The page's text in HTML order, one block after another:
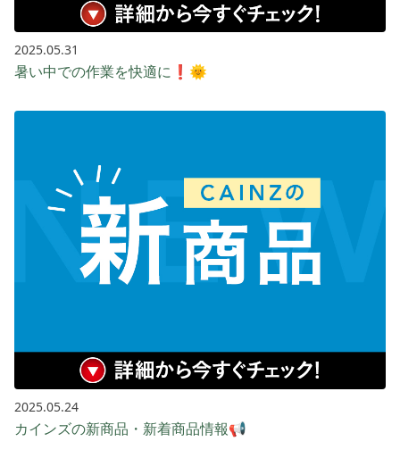
2025.05.31
暑い中での作業を快適に❗🌞
2025.05.24
カインズの新商品・新着商品情報📢